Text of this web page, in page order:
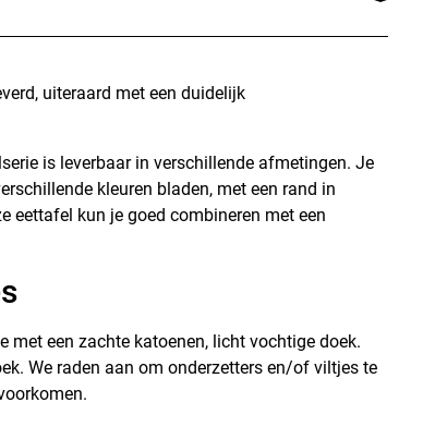
uiteraard met een duidelijk
is leverbaar in verschillende afmetingen. Je
kleuren bladen, met een rand in
eettafel kun je goed combineren met een
met een zachte katoenen, licht vochtige doek.
We raden aan om onderzetters en/of viltjes te